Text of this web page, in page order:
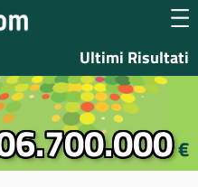
Ultimi Risultati
€